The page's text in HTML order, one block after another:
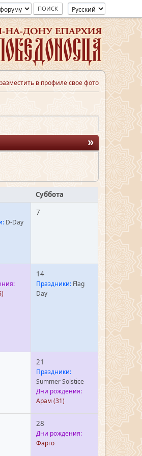
в профиле свое фото
»
Суббота
D-Day
7
14
Праздники: Flag
Day
21
Праздники:
Summer Solstice
Дни рождения:
Арам (31)
28
Дни рождения:
Фарго